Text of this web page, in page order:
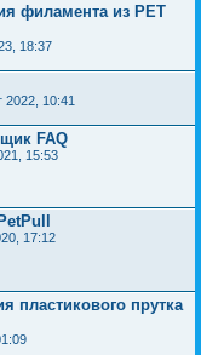
филамента из PET
18:37
2022, 10:41
FAQ
15:53
17:12
пластикового прутка